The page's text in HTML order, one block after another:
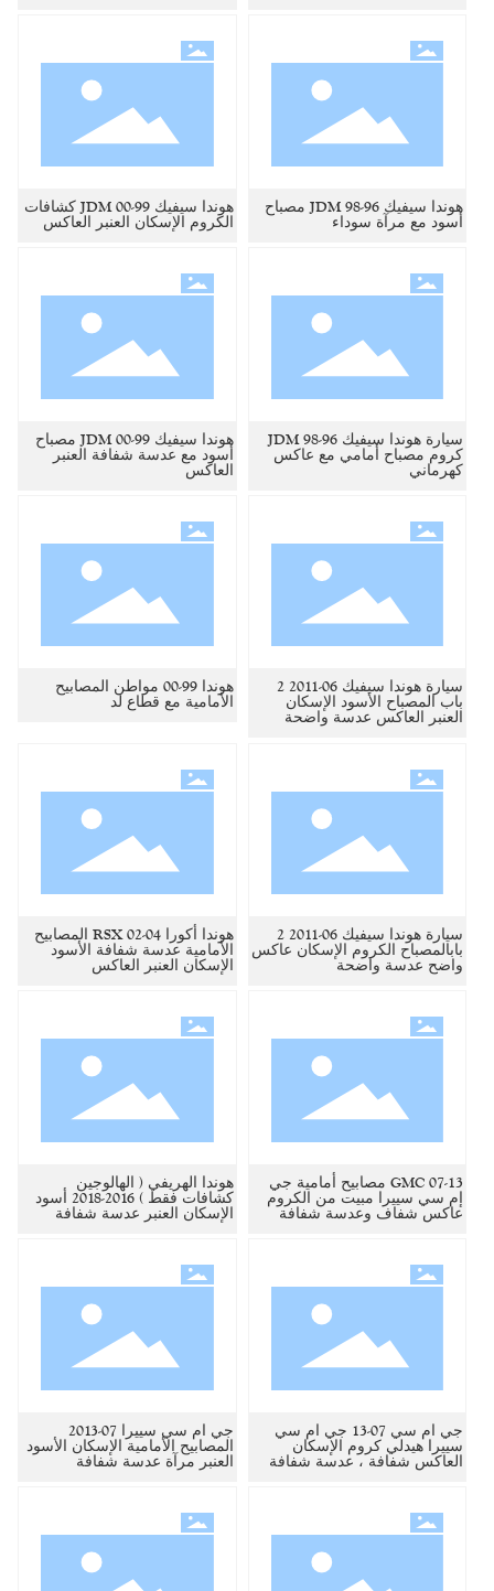
هوندا سيفيك 96-98 JDM مصباح
أسود مع مرآة سوداء
هوندا سيفيك 99-00 JDM كشافات
الكروم الإسكان العنبر العاكس
سيارة هوندا سيفيك 96-98 JDM
كروم مصباح أمامي مع عاكس
كهرماني
هوندا سيفيك 99-00 JDM مصباح
أسود مع عدسة شفافة العنبر
العاكس
سيارة هوندا سيفيك 06-2011 2
باب المصباح الأسود الإسكان
العنبر العاكس عدسة واضحة
هوندا 99-00 مواطن المصابيح
الأمامية مع قطاع لد
سيارة هوندا سيفيك 06-2011 2
بابالمصباح الكروم الإسكان عاكس
واضح عدسة واضحة
هوندا أكورا RSX 02-04 المصابيح
الأمامية عدسة شفافة الأسود
الإسكان العنبر العاكس
GMC 07-13 مصابيح أمامية جي
إم سي سييرا مبيت من الكروم
عاكس شفاف وعدسة شفافة
هوندا الهريفي ( الهالوجين
كشافات فقط ) 2016-2018 أسود
الإسكان العنبر عدسة شفافة
جي ام سي 07-13 جي ام سي
سييرا هيدلي كروم الإسكان
العاكس شفافة ، عدسة شفافة
جي ام سي سييرا 07-2013
المصابيح الأمامية الإسكان الأسود
العنبر مرآة عدسة شفافة